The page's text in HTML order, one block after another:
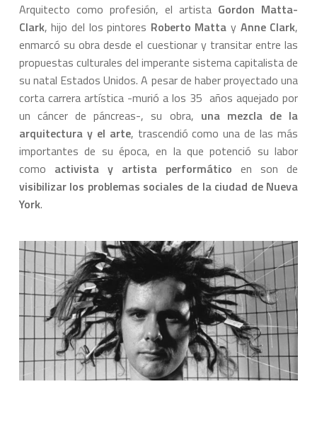
Arquitecto como profesión, el artista Gordon Matta-
Clark, hijo del los pintores Roberto Matta y Anne Clark,
enmarcó su obra desde el cuestionar y transitar entre las
propuestas culturales del imperante sistema capitalista de
su natal Estados Unidos. A pesar de haber proyectado una
corta carrera artística -murió a los 35 años aquejado por
un cáncer de páncreas-, su obra, una mezcla de la
arquitectura y el arte, trascendió como una de las más
importantes de su época, en la que potenció su labor
como activista y artista performático en son de
visibilizar los problemas sociales de la ciudad de Nueva
York.